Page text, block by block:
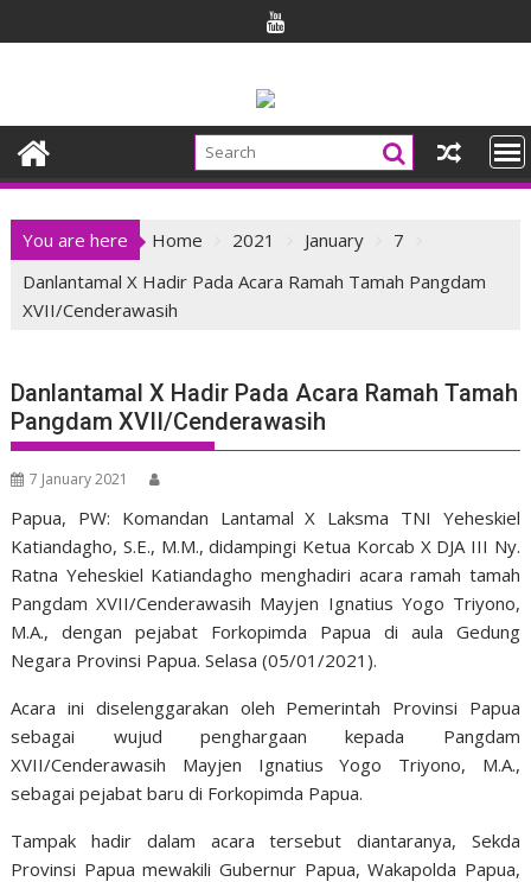
to
You are here Home 2021 January
7
Danlantamal X Hadir Pada Acara Ramah Tamah Pangdam
XVII/Cenderawasih
Danlantamal X Hadir Pada Acara Ramah Tamah
Pangdam XVII/Cenderawasih
7 January 2021
Papua, PW: Komandan Lantamal X Laksma TNI Yeheskiel
Katiandagho, S.E., M.M., didampingi Ketua Korcab X DJA III Ny.
Ratna Yeheskiel Katiandagho menghadiri acara ramah tamah
Pangdam XVII/Cenderawasih Mayjen Ignatius Yogo Triyono,
M.A., dengan pejabat Forkopimda Papua di aula Gedung
Negara Provinsi Papua. Selasa (05/01/2021).
Acara ini diselenggarakan oleh Pemerintah Provinsi Papua
sebagai wujud penghargaan kepada Pangdam
XVII/Cenderawasih Mayjen Ignatius Yogo Triyono, M.A.,
sebagai pejabat baru di Forkopimda Papua.
Tampak hadir dalam acara tersebut diantaranya, Sekda
Provinsi Papua mewakili Gubernur Papua, Wakapolda Papua,